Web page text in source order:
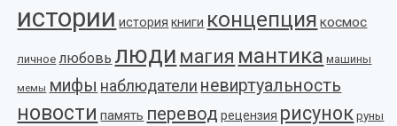
истории история книги концепция космос
личное любовь люди магия мантика машины
мемы мифы наблюдатели невиртуальность
новости память перевод рецензия рисунок руны